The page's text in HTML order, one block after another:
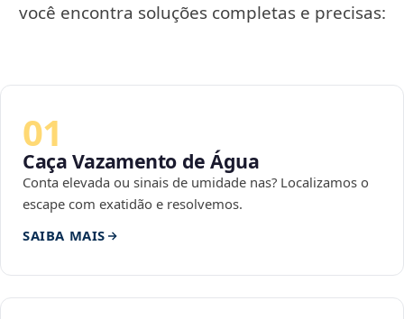
você encontra soluções completas e precisas:
01
Caça Vazamento de Água
Conta elevada ou sinais de umidade nas? Localizamos o
escape com exatidão e resolvemos.
SAIBA MAIS